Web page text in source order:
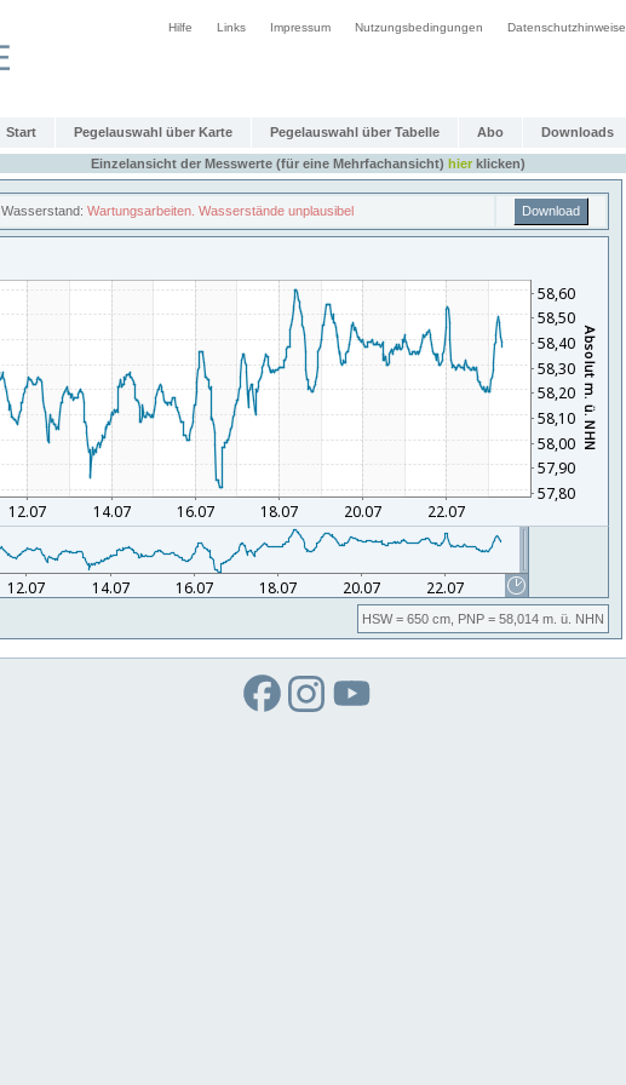
Hilfe Links Impressum Nutzungsbedingungen Datenschutzhinweise
Start Pegelauswahl über Karte Pegelauswahl über Tabelle Abo Downloads
Einzelansicht der Messwerte (für eine Mehrfachansicht) hierklicken)
Wasserstand: Wartungsarbeiten. Wasserstände unplausibel Download
HSW= 650 cm, PNP = 58,014 m. ü. NHN